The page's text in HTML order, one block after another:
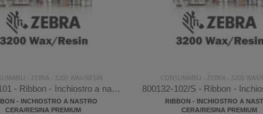
- ZEBRA - 3200 WAX/RESIN
800132-101 - Ribbon - Inchiostro a nastro Zebra 3200 Wax/Resin
- INCHIOSTRO A NASTRO
CERA/RESINA PREMIUM
CONSUMABILI - ZEBRA - 3200 WAX/
RIBBON - INCHIOSTRO A
CERA/RESINA PREMIUM